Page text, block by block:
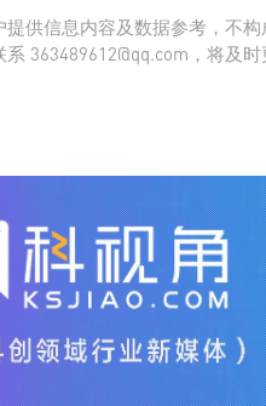
供信息内容及数据参考，不
363489612@qq.com，将及时